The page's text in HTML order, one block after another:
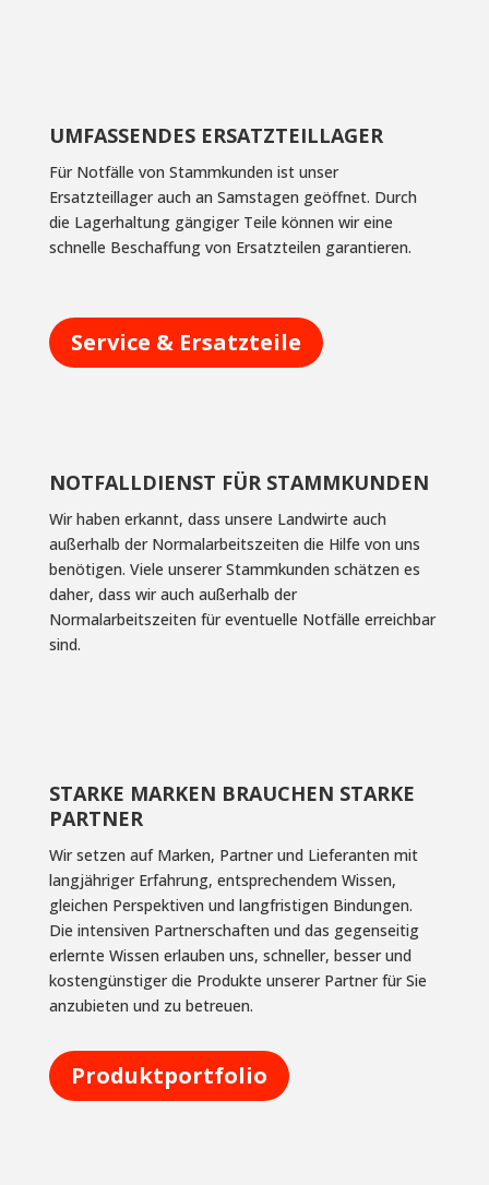
UMFASSENDES ERSATZTEILLAGER
Für Notfälle von Stammkunden ist unser
Ersatzteillager auch an Samstagen geöffnet. Durch
die Lagerhaltung gängiger Teile können wir eine
schnelle Beschaffung von Ersatzteilen garantieren.
Service & Ersatzteile
NOTFALLDIENST FÜR STAMMKUNDEN
Wir haben erkannt, dass unsere Landwirte auch
außerhalb der Normalarbeitszeiten die Hilfe von uns
benötigen. Viele unserer Stammkunden schätzen es
daher, dass wir auch außerhalb der
Normalarbeitszeiten für eventuelle Notfälle erreichbar
sind.
STARKE MARKEN BRAUCHEN STARKE
PARTNER
Wir setzen auf Marken, Partner und Lieferanten mit
langjähriger Erfahrung, entsprechendem Wissen,
gleichen Perspektiven und langfristigen Bindungen.
Die intensiven Partnerschaften und das gegenseitig
erlernte Wissen erlauben uns, schneller, besser und
kostengünstiger die Produkte unserer Partner für Sie
anzubieten und zu betreuen.
Produktportfolio